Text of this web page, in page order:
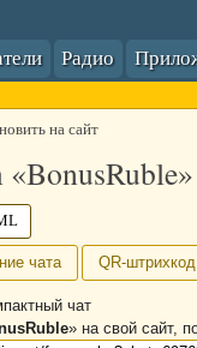
Радио
на сайт
чата QR-штрихкод
чат
» на свой сайт,